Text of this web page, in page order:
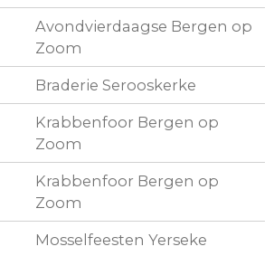
Avondvierdaagse Bergen op
Zoom
Braderie Serooskerke
Krabbenfoor Bergen op
Zoom
Krabbenfoor Bergen op
Zoom
Mosselfeesten Yerseke